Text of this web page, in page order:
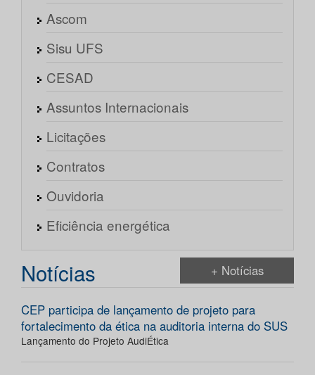
Ascom
Sisu UFS
CESAD
Assuntos Internacionais
Licitações
Contratos
Ouvidoria
Eficiência energética
Notícias + Notícias
CEP participa de lançamento de projeto para
fortalecimento da ética na auditoria interna do SUS
Lançamento do Projeto AudiÉtica